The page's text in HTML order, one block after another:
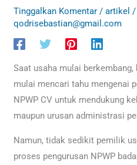
Tinggalkan Komentar /artikel /
qodrisebastian@gmail.com
Saat usaha mulai
mulai mencari tahu mengenai
NPWP CV untuk mendukung
maupun urusan administrasi
Namun, tidak sedikit pemilik
proses pengurusan NPWP